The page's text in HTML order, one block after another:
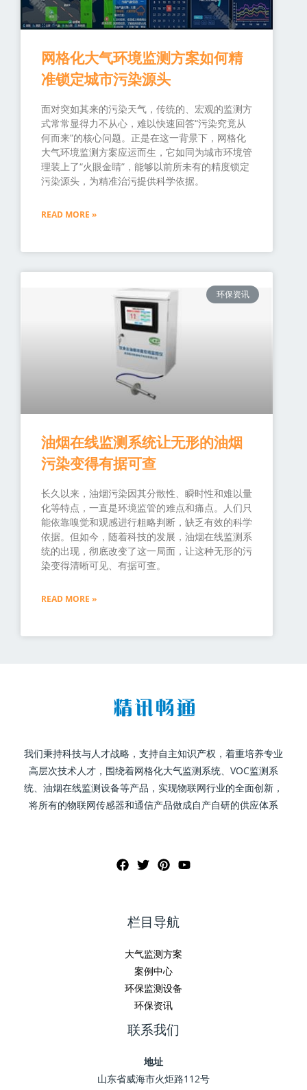
网格化大气环境监测方案如何精
准锁定城市污染源头
面对突如其来的污染天气，传统的、宏观的监测方
式常常显得力不从心，难以快速回答“污染究竟从
何而来”的核心问题。正是在这一背景下，网格化
大气环境监测方案应运而生，它如同为城市环境管
理装上了“火眼金睛”，能够以前所未有的精度锁定
污染源头，为精准治污提供科学依据。
READ MORE »
环保资讯
油烟在线监测系统让无形的油烟
污染变得有据可查
长久以来，油烟污染因其分散性、瞬时性和难以量
化等特点，一直是环境监管的难点和痛点。人们只
能依靠嗅觉和观感进行粗略判断，缺乏有效的科学
依据。但如今，随着科技的发展，油烟在线监测系
统的出现，彻底改变了这一局面，让这种无形的污
染变得清晰可见、有据可查。
READ MORE »
我们秉持科技与人才战略，支持自主知识产权，着重培养专业
高层次技术人才，围绕着网格化大气监测系统、VOC监测系
统、油烟在线监测设备等产品，实现物联网行业的全面创新，
将所有的物联网传感器和通信产品做成自产自研的供应体系
栏目导航
大气监测方案
案例中心
环保监测设备
环保资讯
联系我们
地址
山东省威海市火炬路112号